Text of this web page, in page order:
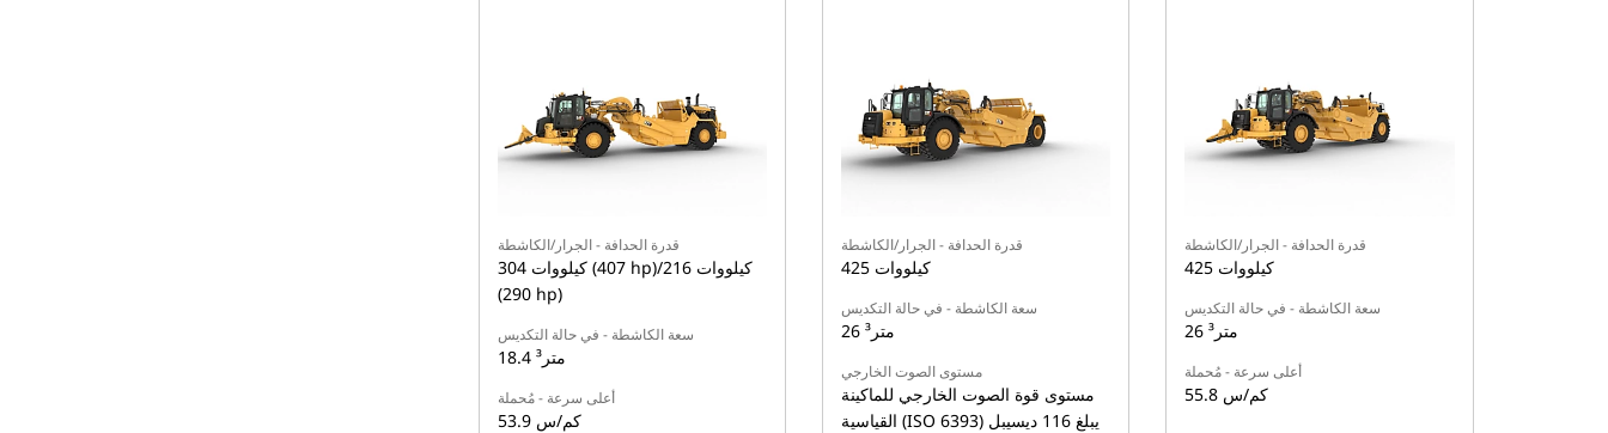
قدرة الحدافة - الجرار/الكاشطة
304 كيلووات (407 hp)/216 كيلووات
(290 hp)
سعة الكاشطة - في حالة التكديس
18.4 متر³
أعلى سرعة - مُحملة
53.9 كم/س
قدرة الحدافة - الجرار/الكاشطة
425 كيلووات
سعة الكاشطة - في حالة التكديس
26 متر³
مستوى الصوت الخارجي
مستوى قوة الصوت الخارجي للماكينة
القياسية (ISO 6393) يبلغ 116 ديسيبل
قدرة الحدافة - الجرار/الكاشطة
425 كيلووات
سعة الكاشطة - في حالة التكديس
26 متر³
أعلى سرعة - مُحملة
55.8 كم/س